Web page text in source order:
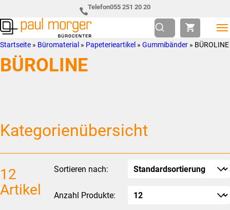
Hauptnavigation
springen
to
main
content
Telefon055 251 20 20
Paul
Morger
AG
so
individuell
wie
Startseite » Büromaterial » Papeterieartikel » Gummibänder » BÜROLINE
BÜROLINE
Kategorienübersicht
12
Artikel
Sortieren nach:
Anzahl Produkte: